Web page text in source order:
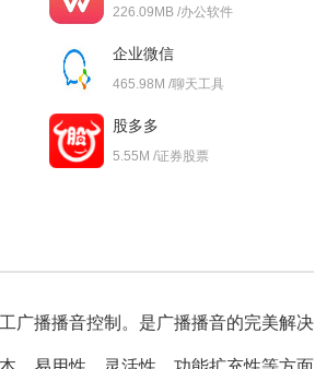
226.09MB /办公软件
企业微信
465.98M /聊天工具
股多多
5.55M /证券股票
广播播音控制。是广播播音的完美解决